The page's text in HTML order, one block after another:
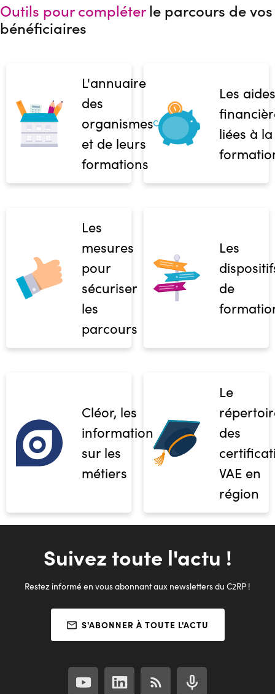
Outils pour compléterle parcours de vos
bénéficiaires
L'annuaire
des
organismes
et de leurs
formations
Les aides
liées à la
Les
mesures
pour
sécuriser
les
parcours
Les
de
Cléor, les
informations
sur les
métiers
Le
des
VAE en
région
Suivez toute l'actu !
Restez informé en vous abonnant aux newsletters du C2RP !
S'ABONNER À TOUTE L'ACTU